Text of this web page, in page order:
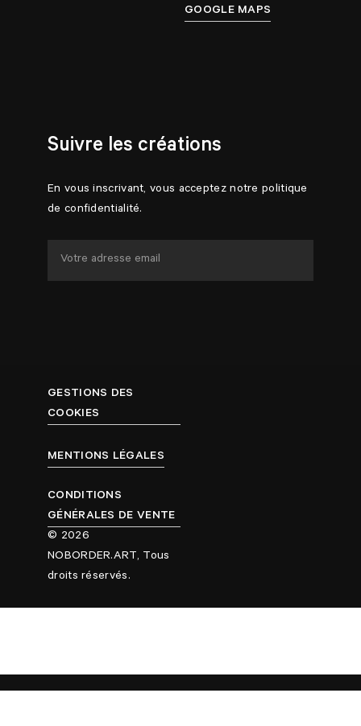
GOOGLE MAPS
Suivre les créations
En vous inscrivant, vous acceptez notre politique
de confidentialité.
© 2026
NOBORDER.ART, Tous
droits réservés.
GESTIONS DES
COOKIES
MENTIONS LÉGALES
CONDITIONS
GÉNÉRALES DE VENTE